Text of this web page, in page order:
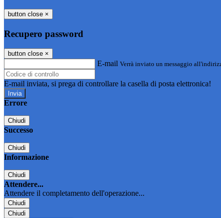
button close ×
Recupero password
button close ×
E-mail Verrà inviato un messaggio
E-mail inviata, si prega di controllare la casella di posta elettronica!
Errore
Chiudi
Successo
Chiudi
Informazione
Chiudi
Attendere...
Attendere il completamento dell'operazione...
Chiudi
Chiudi